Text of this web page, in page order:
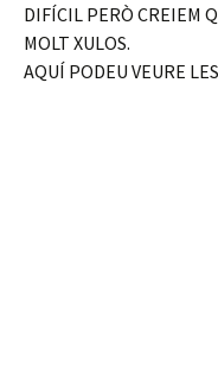
DIFÍCIL PERÒ CREIEM
MOLT XULOS.
AQUÍ PODEU VEURE